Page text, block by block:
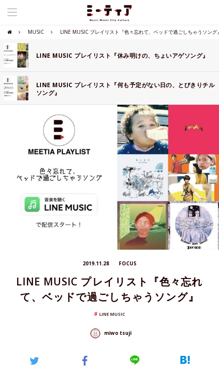
MUSIC LINE MUSIC プレイリスト『色々忘れて、ベッドで過ごしちゃうソング
LINE MUSIC プレイリスト『休み明けの、ちょいアゲソング』
LINE MUSIC プレイリスト『何も予定がない日の、とびきりチル
ソング』
2019.11.28 FOCUS
LINE MUSIC プレイリスト『色々忘れ
て、ベッドで過ごしちゃうソング』
LINE MUSIC
miwo tsuji